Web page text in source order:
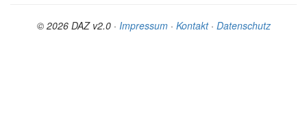
© 2026 DAZ v2.0 · Impressum· Kontakt· Datenschutz